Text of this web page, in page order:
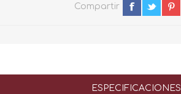
Compartir
ESPECIFICACIONES